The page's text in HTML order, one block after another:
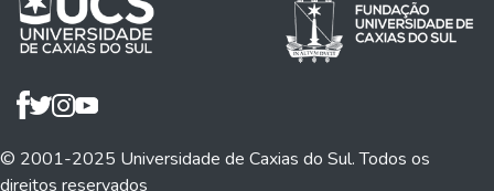
© 2001-2025 Universidade de Caxias do Sul. Todos os
direitos reservados